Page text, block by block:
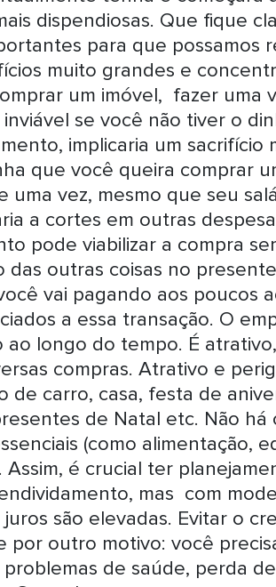
dispendiosas. Que fique
para que possamos
muito grandes e
um imóvel, fazer uma
se você não tiver o
implicaria um
que você queira comprar
uma vez, mesmo que seu
a cortes em outras
pode viabilizar a compra
das outras coisas no
vai pagando aos poucos
a essa transação. O
longo do tempo. É
compras. Atrativo e
de carro, casa, festa de
de Natal etc. Não
(como alimentação,
é crucial ter
mas com
são elevadas. Evitar o
por outro motivo: você
de saúde, perda